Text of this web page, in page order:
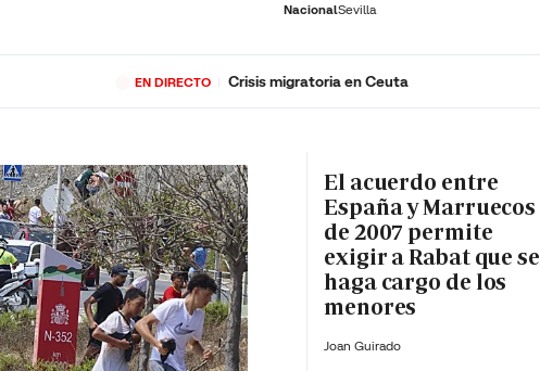
NacionalSevilla
ECONOMÍADEPORTES SOCIEDADCULTURAGENTEPLAY
EN DIRECTO Crisis migratoria en Ceuta
El acuerdo entre
España y Marruecos
de 2007 permite
exigir a Rabat que se
haga cargo de los
menores
Joan Guirado